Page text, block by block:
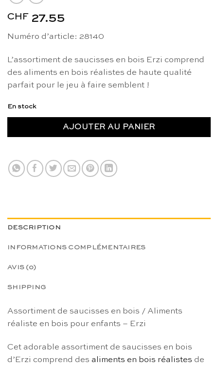
CHF 27.55
Numéro d’article: 28140
L’assortiment de saucisses en bois Erzi comprend
des aliments en bois réalistes de haute qualité
parfait pour le jeu à faire semblent !
En stock
AJOUTER AU PANIER
DESCRIPTION
INFORMATIONS COMPLÉMENTAIRES
AVIS (0)
SHIPPING
Assortiment de saucisses en bois / Aliments
réaliste en bois pour enfants – Erzi
Cet adorable assortiment de saucisses en bois
d’Erzi comprend des aliments en bois réalistes de